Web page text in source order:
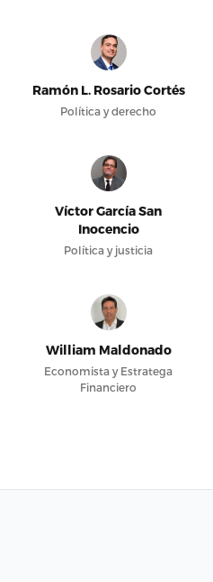
Ramón L. Rosario Cortés
Política y derecho
Víctor García San
Inocencio
Política y justicia
William Maldonado
Economista y Estratega
Financiero